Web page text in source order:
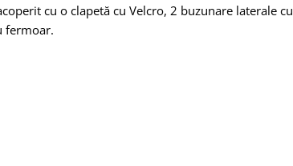
cu o clapetă cu Velcro, 2 buzunare laterale cu
fermoar.